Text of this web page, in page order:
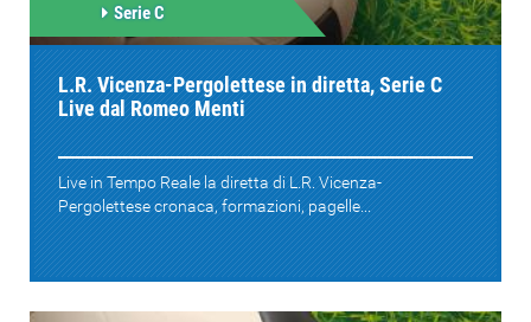
Serie C
L.R. Vicenza-Pergolettese in diretta, Serie C
Live dal Romeo Menti
Live in Tempo Reale la diretta di L.R. Vicenza-
Pergolettese cronaca, formazioni, pagelle...